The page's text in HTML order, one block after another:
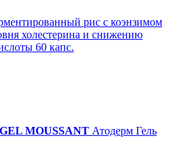
рис c коэнзимом
холестерина и снижению
60 капс.
MOUSSANT Атодерм Гель